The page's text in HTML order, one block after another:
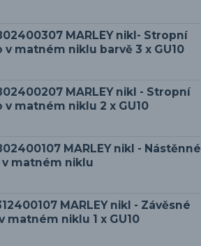
MARLEY nikl- Stropní
matném niklu barvě 3 x GU10
MARLEY nikl - Stropní
matném niklu 2 x GU10
MARLEY nikl - Nástěnné
matném niklu
MARLEY nikl - Závěsné
matném niklu 1 x GU10